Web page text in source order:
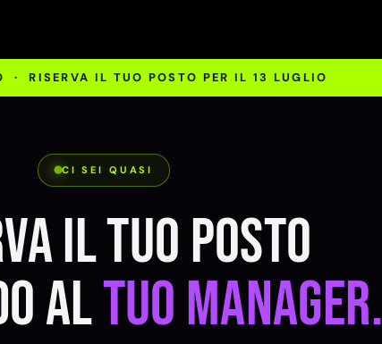
· RISERVA IL TUO POSTO PER IL 13 LUGLIO
CI SEI QUASI
il tuo posto
altuo manager.